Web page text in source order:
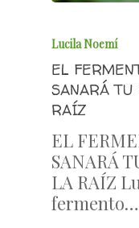
Lucila Noemí
EL
SANARÁ
RAÍZ
EL
SANARÁ
LA RAÍZ
fermento…